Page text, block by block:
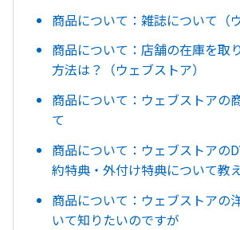
商品について：雑誌について（
商品について：店舗の在庫を取
方法は？（ウェブストア）
商品について：ウェブストアの
て
商品について：ウェブストアの
約特典・外付け特典について教
商品について：ウェブストアの
いて知りたいのですが